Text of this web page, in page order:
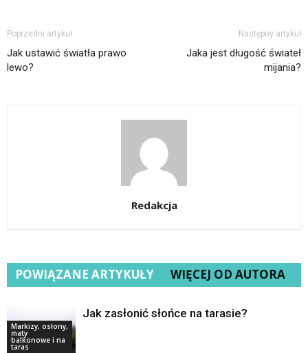
Poprzedni artykuł
Jak ustawić światła prawo
lewo?
Następny artykuł
Jaka jest długość świateł
mijania?
Redakcja
POWIĄZANE ARTYKUŁY WIĘCEJ OD AUTORA
Markizy, osłony,
maty
balkonowe i na
taras
Jak zasłonić słońce na tarasie?